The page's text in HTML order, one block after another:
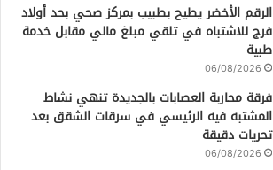
الرقم الأخضر يطيح بطبيب بمركز صحي بحد أولاد
فرج للاشتباه في تلقي مبلغ مالي مقابل خدمة
طبية
06/08/2026
فرقة محاربة العصابات بالجديدة تنهي نشاط
المشتبه فيه الرئيسي في سرقات الشقق بعد
تحريات دقيقة
06/08/2026